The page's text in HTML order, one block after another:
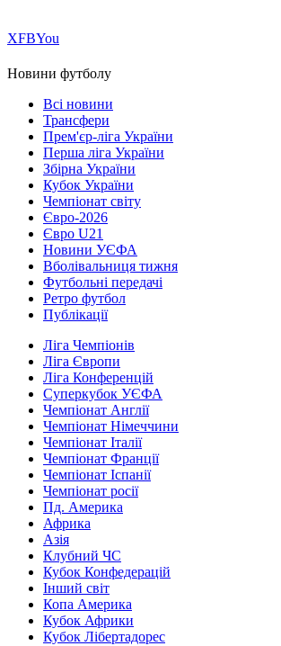
ХFBYou
Новини футболу
Всі новини
Трансфери
Прем'єр-ліга України
Перша ліга України
Збірна України
Кубок України
Чемпіонат світу
Євро-2026
Євро U21
Новини УЄФА
Вболівальниця тижня
Футбольні передачі
Ретро футбол
Публікації
Ліга Чемпіонів
Ліга Європи
Ліга Конференцій
Суперкубок УЄФА
Чемпіонат Англії
Чемпіонат Німеччини
Чемпіонат Італії
Чемпіонат Франції
Чемпіонат Іспанії
Чемпіонат росії
Пд. Америка
Африка
Азія
Клубний ЧС
Кубок Конфедерацій
Інший світ
Копа Америка
Кубок Африки
Кубок Лібертадорес